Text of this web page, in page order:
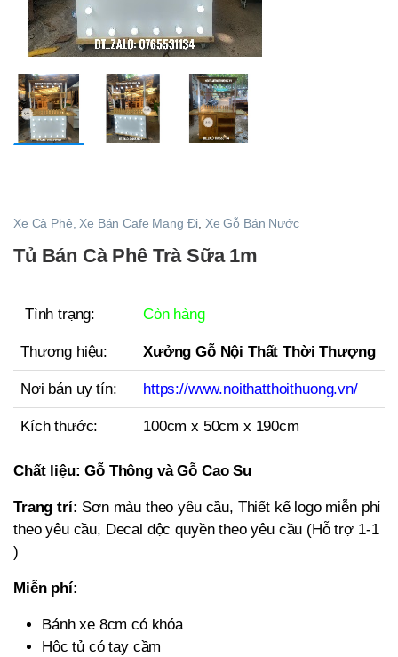
Xe Cà Phê, Xe Bán Cafe Mang Đi Xe Gỗ Bán Nước
Tủ Bán Cà Phê Trà Sữa 1m
Tình trạng: Còn hàng
Thương hiệu: Xưởng Gỗ Nội Thất Thời Thượng
Nơi bán uy tín: https://www.noithatthoithuong.vn/
Kích thước: 100cm x 50cm x 190cm
Chất liệu: Gỗ Thông và Gỗ Cao Su
Trang trí: Sơn màu theo yêu cầu, Thiết kế logo miễn phí
theo yêu cầu, Decal độc quyền theo yêu cầu (Hỗ trợ 1-1
)
Miễn phí:
Bánh xe 8cm có khóa
Hộc tủ có tay cầm